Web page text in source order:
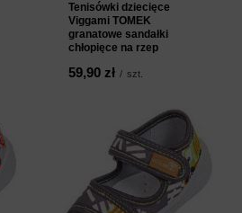
Tenisówki dziecięce
Viggami TOMEK
granatowe sandałki
chłopięce na rzep
59,90 zł / szt.